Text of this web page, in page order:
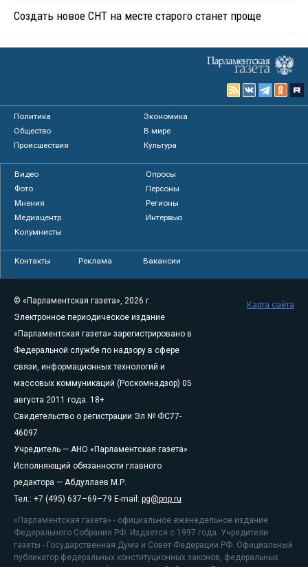
Создать новое СНТ на месте старого станет проще
Политика
Экономика
Общество
В мире
Происшествия
Культура
Видео
Опросы
Фото
Персоны
Мнения
Регионы
Медиацентр
Интервью
Колумнисты
Контакты Реклама Вакансии
© «Парламентская газета», 2026 г.
Электронное периодическое издание
«Парламентская газета» зарегистрировано в
Федеральной службе по надзору в сфере
связи, информационных технологий и
массовых коммуникаций (Роскомнадзор) 05
августа 2011 года. 18+
Свидетельство о регистрации Эл № ФС77-
46097
Учредитель — АНО «Парламентская газета»
Исполняющий обязанности главного
редактора — Абдуллаев М.Р.
Тел.: +7 (495) 637–69–79 E-mail: pg@pnp.ru
«Парламентская газета» - официальное еженедельное издание
Федерального Собрания РФ. Издается с 1997 года. Учредители
газеты - Государственная Дума и Совет Федерации РФ. Официальный
публикатор федеральных конституционных законов, федеральных
Карта сайта